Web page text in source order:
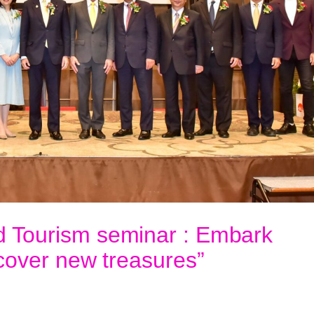
Tourism seminar : Embark
new treasures”